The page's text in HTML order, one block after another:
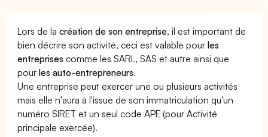
Lors de lacréation de son entreprise, il est important de
bien décrire son activité, ceci est valable pourles
entreprises comme les SARL, SAS et autre ainsi que
pourles auto-entrepreneurs.
Une entreprise peut exercer une ou plusieurs activités
mais elle n'aura à l'issue de son immatriculation qu'un
numéro SIRET et un seul code APE (pour Activité
principale exercée).